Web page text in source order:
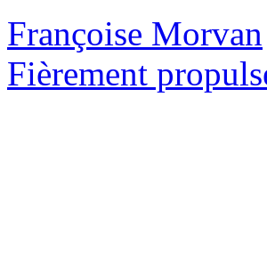
Françoise Morvan
Fièrement